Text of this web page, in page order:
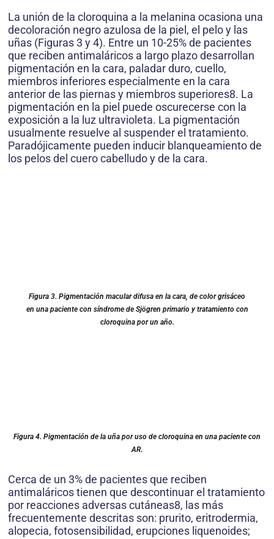
La unión de la cloroquina a la melanina ocasiona una
decoloración negro azulosa de la piel, el pelo y las
uñas (Figuras 3 y 4). Entre un 10-25% de pacientes
que reciben antimaláricos a largo plazo desarrollan
pigmentación en la cara, paladar duro, cuello,
miembros inferiores especialmente en la cara
anterior de las piernas y miembros superiores8. La
pigmentación en la piel puede oscurecerse con la
exposición a la luz ultravioleta. La pigmentación
usualmente resuelve al suspender el tratamiento.
Paradójicamente pueden inducir blanqueamiento de
los pelos del cuero cabelludo y de la cara.
Figura 3. Pigmentación macular difusa en la cara, de color grisáceo
en una paciente con síndrome de Sjögren primario y tratamiento con
cloroquina por un año.
Figura 4. Pigmentación de la uña por uso de cloroquina en una paciente con
AR.
Cerca de un 3% de pacientes que reciben
antimaláricos tienen que descontinuar el tratamiento
por reacciones adversas cutáneas8, las más
frecuentemente descritas son: prurito, eritrodermia,
alopecia, fotosensibilidad, erupciones liquenoides;